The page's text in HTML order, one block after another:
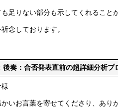
足りない部分も示してくれるこ
念しております。
後奏：合否発表直前の超詳細分析
様
かいお言葉を寄せてくださり、あり